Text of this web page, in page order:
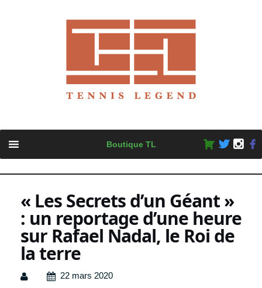
content
Boutique TL
« Les Secrets d’un Géant »
: un reportage d’une heure
sur Rafael Nadal, le Roi de
la terre
22 mars 2020